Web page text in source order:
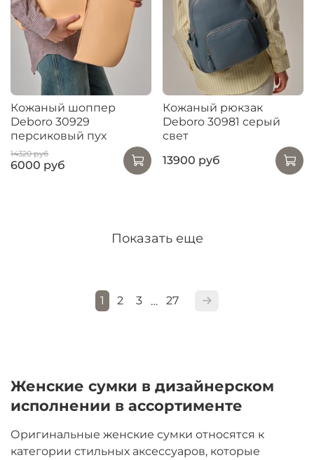
Кожаный шоппер
Deboro 30929
персиковый пух
14320 руб
6000 руб
Кожаный рюкзак
Deboro 30981 серый
свет
13900 руб
Показать еще
1 2 3 … 27
Женские сумки в дизайнерском
исполнении в ассортименте
Оригинальные женские сумки относятся к
категории стильных аксессуаров, которые